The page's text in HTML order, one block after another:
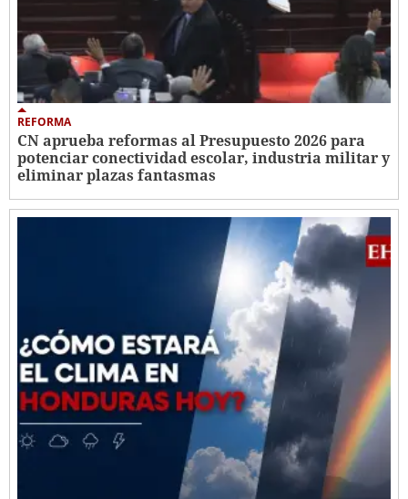
REFORMA
CN aprueba reformas al Presupuesto 2026 para
potenciar conectividad escolar, industria militar y
eliminar plazas fantasmas